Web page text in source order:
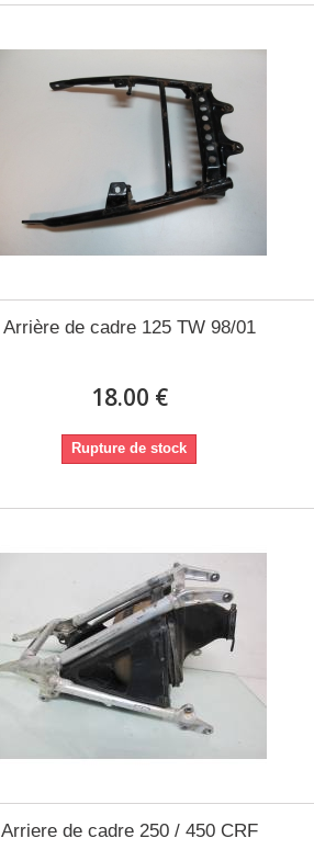
Arrière de cadre 125 TW 98/01
18.00 €
Rupture de stock
Arriere de cadre 250 / 450 CRF